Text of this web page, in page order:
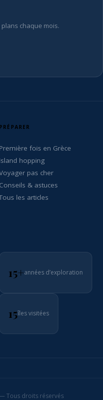
chaque mois.
PRÉPARER
Première fois en Grèce
Island hopping
pas cher
Conseils & astuces
les articles
15+années d’exploration
15îles visitées
Tous droits réservés